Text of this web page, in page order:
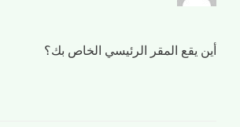
أين يقع المقر الرئيسي الخاص بك؟